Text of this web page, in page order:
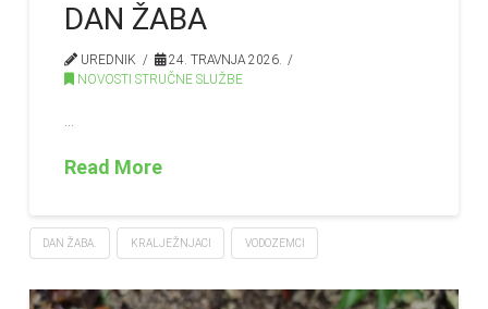
DAN ŽABA
UREDNIK
24. TRAVNJA 2026.
NOVOSTI STRUČNE SLUŽBE
Read More
DAN ŽABA. KRALJEŽNJACI VODOZEMCI